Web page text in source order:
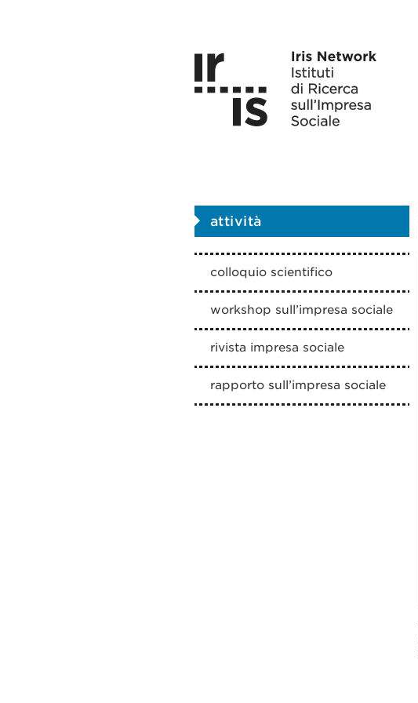
attività
colloquio scientifico
workshop sull’impresa sociale
rivista impresa sociale
rapporto sull’impresa sociale